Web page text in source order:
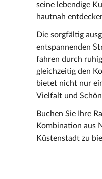
seine lebendige
hautnah
Die sorgfältig
entspannenden
fahren durch
gleichzeitig den
bietet nicht nur
Vielfalt und
Buchen Sie Ihre
Kombination aus
Küstenstadt zu